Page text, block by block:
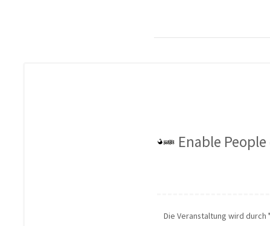
Enable People
Die Veranstaltung wird durch